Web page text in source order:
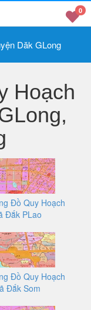
0
Dăk GLong
Hoạch
Đồ Quy Hoạch
Đắk PLao
Đồ Quy Hoạch
Đắk Som